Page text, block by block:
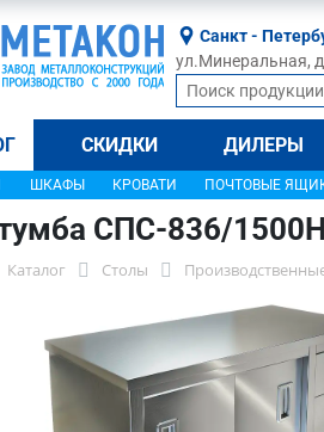
Санкт -
ул.Минеральная,
СКИДКИ ДИЛЕРЫ
ШКАФЫ КРОВАТИ ПОЧТОВЫЕ
СПС-836/
Каталог Столы